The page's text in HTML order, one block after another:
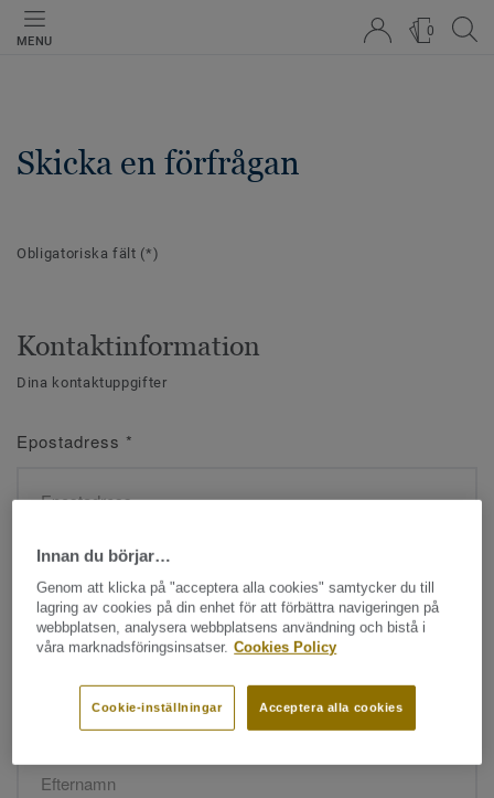
MENU
0
Skicka en förfrågan
Obligatoriska fält (*)
Kontaktinformation
Dina kontaktuppgifter
Epostadress *
Namn*
Efternamn*
Innan du börjar…
Genom att klicka på "acceptera alla cookies" samtycker du till
lagring av cookies på din enhet för att förbättra navigeringen på
webbplatsen, analysera webbplatsens användning och bistå i
våra marknadsföringsinsatser. Cookies Policy
Acceptera alla cookies
Cookie-inställningar